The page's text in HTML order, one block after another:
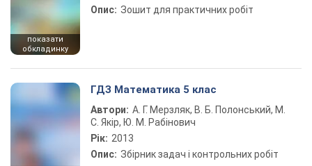
показати
обкладинку
Опис: Зошит для практичних робіт
ГДЗ Математика 5 клас
Автори: А. Г. Мерзляк, В. Б. Полонський, М.
С. Якір, Ю. М. Рабінович
Рік: 2013
Опис: Збірник задач і контрольних робіт